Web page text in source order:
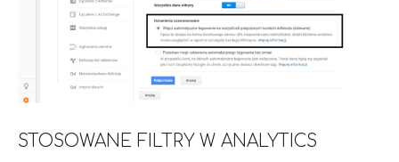
STOSOWANE FILTRY W ANALYTICS